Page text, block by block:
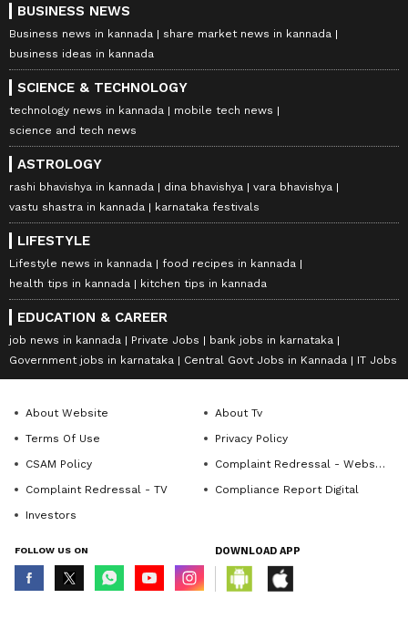
BUSINESS NEWS
Business news in kannada
share market news in kannada
business ideas in kannada
SCIENCE & TECHNOLOGY
technology news in kannada
mobile tech news
science and tech news
ASTROLOGY
rashi bhavishya in kannada dina bhavishya
vara bhavishya
vastu shastra in kannada
karnataka festivals
LIFESTYLE
Lifestyle news in kannada
food recipes in kannada
health tips in kannada
kitchen tips in kannada
EDUCATION & CAREER
job news in kannada Private Jobs
bank jobs in karnataka
Government jobs in karnataka
Central Govt Jobs in Kannada IT Jobs
About Website
About Tv
Terms Of Use
Privacy Policy
CSAM Policy
Complaint Redressal - Website
Complaint Redressal - TV
Compliance Report Digital
Investors
FOLLOW US ON DOWNLOAD APP